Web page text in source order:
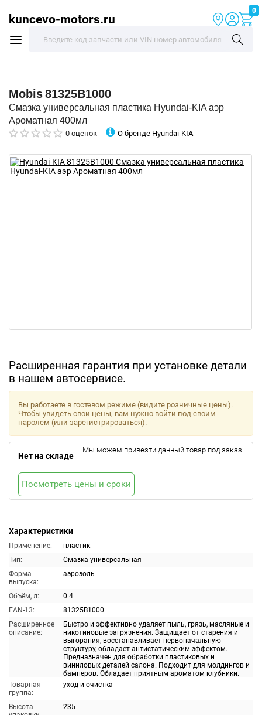
kuncevo-motors.ru
0
Mobis81325B1000
Смазка универсальная пластика Hyundai-KIA аэр
Ароматная 400мл
0 оценок О бренде Hyundai-KIA
Расширенная гарантия при установке детали
в нашем автосервисе.
Характеристики
Применение:
пластик
Тип:
Смазка универсальная
Форма
выпуска:
аэрозоль
Объём, л:
0.4
EAN-13:
81325B1000
Расширенное
описание:
Быстро и эффективно удаляет пыль, грязь, масляные и
никотиновые загрязнения. Защищает от старения и
выгорания, восстанавливает первоначальную
структуру, обладает антистатическим эффектом.
Предназначен для обработки пластиковых и
виниловых деталей салона. Подходит для молдингов и
бамперов. Обладает приятным ароматом клубники.
Товарная
группа:
уход и очистка
Высота
235
Вы работаете в гостевом режиме (видите розничные цены).
Чтобы увидеть свои цены, вам нужно войти под своим
паролем (или зарегистрироваться).
Нет на складе
Мы можем привезти данный товар под заказ.
Посмотреть цены и сроки